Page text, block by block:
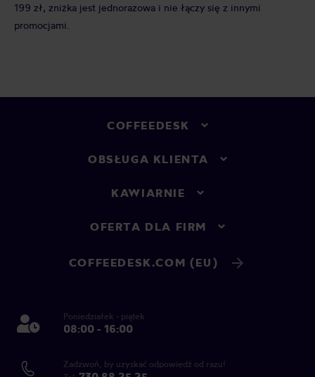
199 zł, zniżka jest jednorazowa i nie łączy się z innymi
promocjami.
COFFEEDESK
OBSŁUGA KLIENTA
KAWIARNIE
OFERTA DLA FIRM
COFFEEDESK.COM (EU)
Poniedziałek - piątek
08:00 - 16:00
Zadzwoń, by uzyskać odpowiedź od razu!